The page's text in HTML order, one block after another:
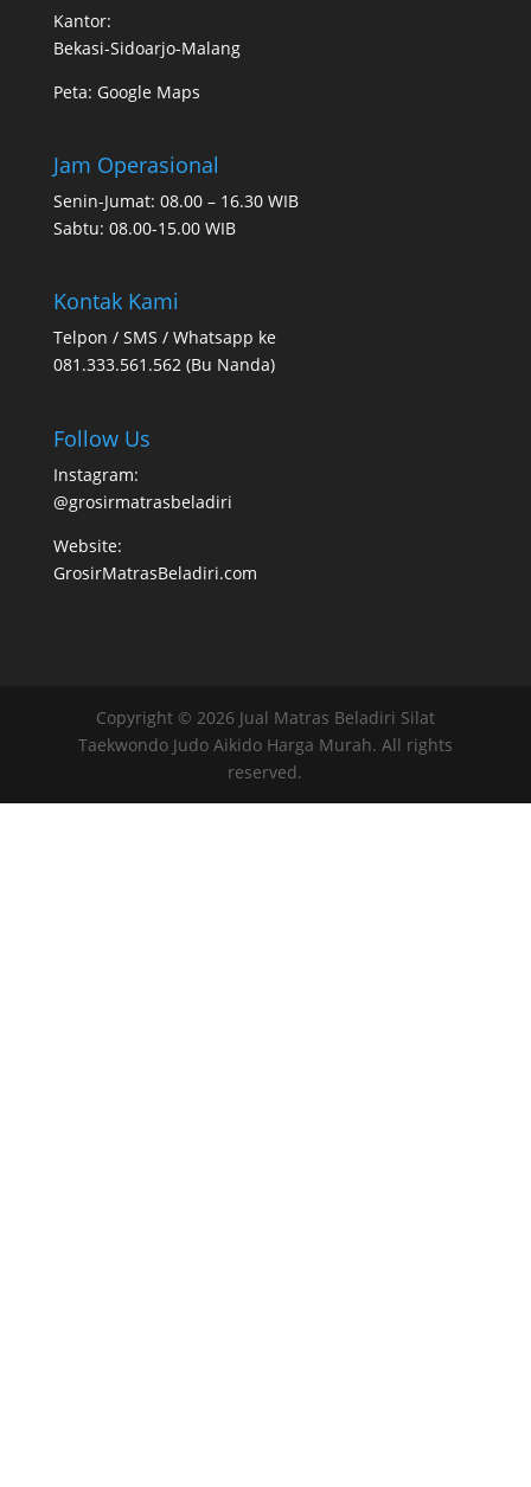
Kantor:
Bekasi-Sidoarjo-Malang
Peta: Google Maps
Jam Operasional
Senin-Jumat: 08.00 – 16.30 WIB
Sabtu: 08.00-15.00 WIB
Kontak Kami
Telpon / SMS / Whatsapp ke
081.333.561.562 (Bu Nanda)
Follow Us
Instagram:
@grosirmatrasbeladiri
Website:
GrosirMatrasBeladiri.com
Copyright © 2026 Jual Matras Beladiri Silat
Taekwondo Judo Aikido Harga Murah. All rights
reserved.